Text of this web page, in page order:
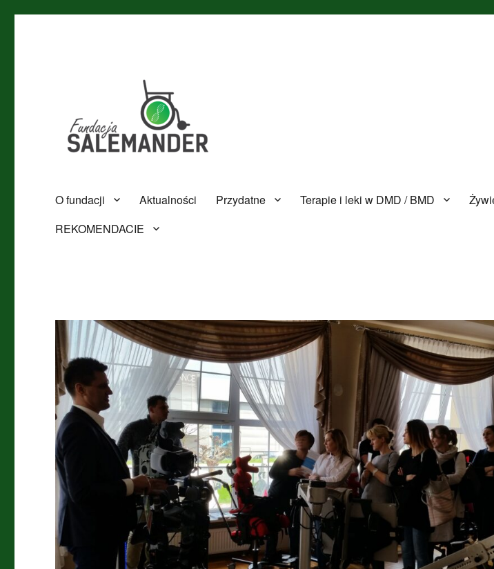
O fundacji Aktualności Przydatne Terapie i leki w DMD / BMD
REKOMENDACIE